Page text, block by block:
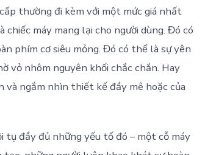
thường đi kèm với một mức giá nhất
máy mang lại cho người dùng. Đó có
phím cơ siêu mỏng. Đó có thể là sự yên
vỏ nhôm nguyên khối chắc chắn. Hay
và ngắm nhìn thiết kế đầy mê hoặc của
đầy đủ những yếu tố đó – một cỗ máy